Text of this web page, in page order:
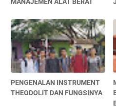
MANAJEMEN ALAT BERAT
PENGENALAN INSTRUMENT
THEODOLIT DAN FUNGSINYA